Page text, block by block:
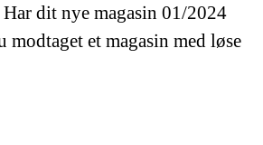
dit nye magasin 01/2024
modtaget et magasin med løse